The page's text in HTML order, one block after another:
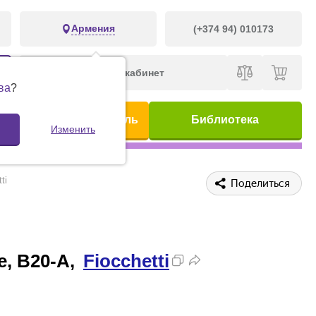
Армения (+374 94) 010173
?
Изменить
Личный кабинет
Предметный указатель Библиотека
Поделиться
B20-A, Fiocchetti